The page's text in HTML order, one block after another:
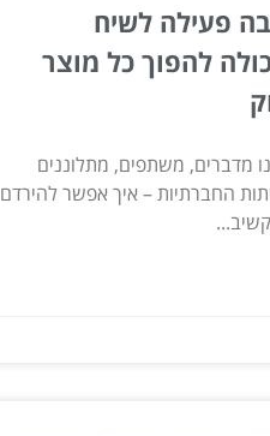
פעילה לשיח
להפוך כל מוצר
מדברים, משתפים, מתלוננים
החברתיות – איך אפשר להירדם